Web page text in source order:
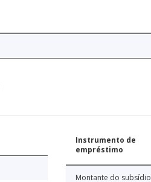
Instrumento de
empréstimo
Montante do subsídio